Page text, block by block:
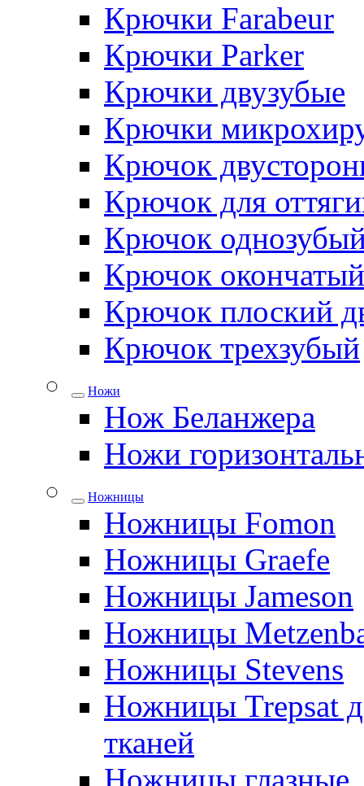
Крючки Farabeur
Крючки Parker
Крючки двузубые
Крючки
Крючок
Крючок для
Крючок
Крючок окончатый
Крючок плоский
Крючок трехзубый
Ножи
Нож Беланжера
Ножи
Ножницы
Ножницы Fomon
Ножницы Graefe
Ножницы Jameson
Ножницы
Ножницы Stevens
Ножницы Trepsat
тканей